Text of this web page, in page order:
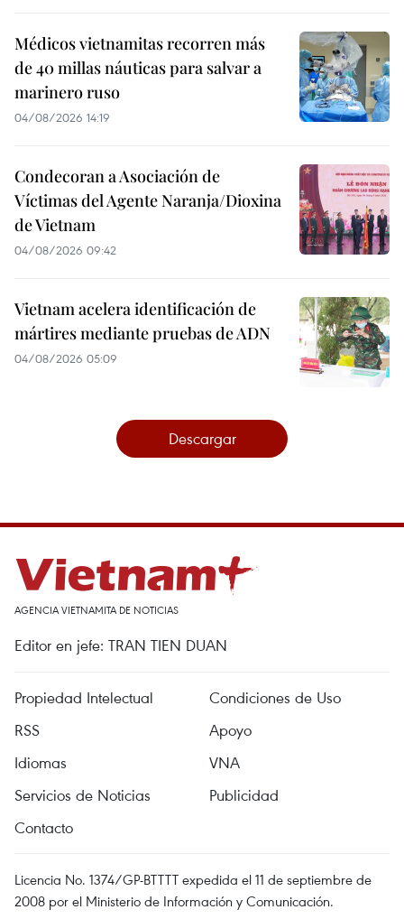
Médicos vietnamitas recorren más
de 40 millas náuticas para salvar a
marinero ruso
04/08/2026 14:19
Condecoran a Asociación de
Víctimas del Agente Naranja/Dioxina
de Vietnam
04/08/2026 09:42
Vietnam acelera identificación de
mártires mediante pruebas de ADN
04/08/2026 05:09
Descargar
AGENCIA VIETNAMITA DE NOTICIAS
Editor en jefe: TRAN TIEN DUAN
Propiedad Intelectual
Condiciones de Uso
RSS
Apoyo
Idiomas
VNA
Servicios de Noticias
Publicidad
Contacto
Licencia No. 1374/GP-BTTTT expedida el 11 de septiembre de
2008 por el Ministerio de Información y Comunicación.